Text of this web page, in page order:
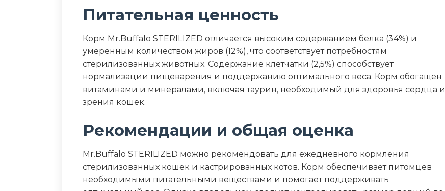
Питательная ценность
Корм Mr.Buffalo STERILIZED отличается высоким содержанием белка (34%) и
умеренным количеством жиров (12%), что соответствует потребностям
стерилизованных животных. Содержание клетчатки (2,5%) способствует
нормализации пищеварения и поддержанию оптимального веса. Корм обогащен
витаминами и минералами, включая таурин, необходимый для здоровья сердца и
зрения кошек.
Рекомендации и общая оценка
Mr.Buffalo STERILIZED можно рекомендовать для ежедневного кормления
стерилизованных кошек и кастрированных котов. Корм обеспечивает питомцев
необходимыми питательными веществами и помогает поддерживать